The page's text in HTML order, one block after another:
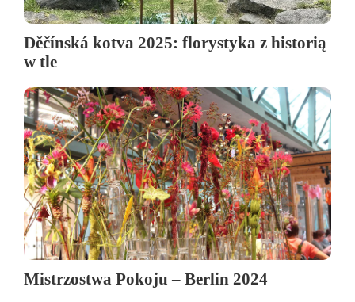
Děčínská kotva 2025: florystyka z historią
w tle
Mistrzostwa Pokoju – Berlin 2024